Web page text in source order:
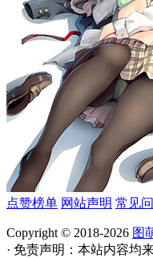
点赞榜单 网站声明 常见
Copyright © 2018-2026 图
· 免责声明：本站内容均